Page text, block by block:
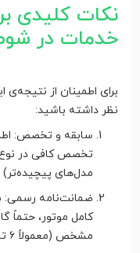
نکات کلیدی
خدمات در
برای اطمینان از نتیجه‌ی
نظر داشته باشید:
سابقه و تخصص:
تخصص کافی در
مدل‌های
ضمانت‌نامه رسمی:
کامل موتور، حتماً
مشخص (معمولاً ۶ تا ۱۲ ماه) دریافت کنید.